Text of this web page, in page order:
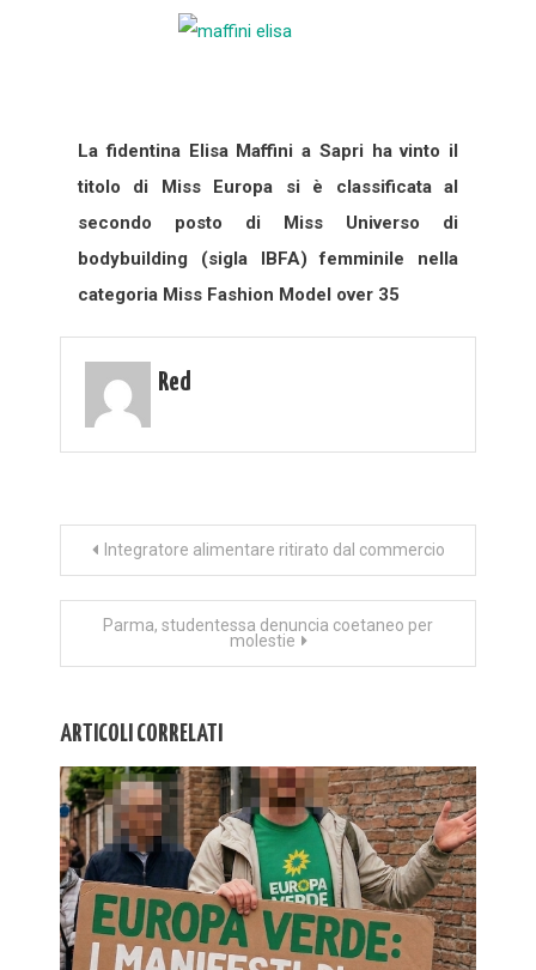
La fidentina Elisa Maffini a Sapri ha vinto il
titolo di Miss Europa si è classificata al
secondo posto di Miss Universo di
bodybuilding (sigla IBFA) femminile nella
categoria Miss Fashion Model over 35
Red
Navigazione
articoli
Integratore alimentare ritirato dal commercio
Parma, studentessa denuncia coetaneo per
molestie
ARTICOLI CORRELATI